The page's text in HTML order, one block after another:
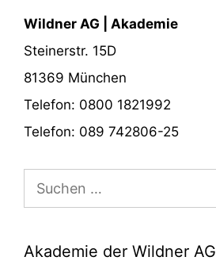
Wildner AG | Akademie
Steinerstr. 15D
81369 München
Telefon: 0800 1821992
Telefon: 089 742806-25
Suchen
nach:
Akademie der Wildner AG